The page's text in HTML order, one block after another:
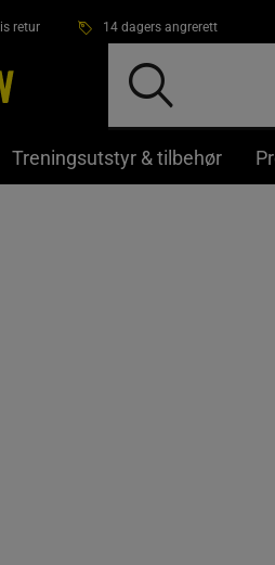
retur 14 dagers angrerett
Treningsutstyr & tilbehør